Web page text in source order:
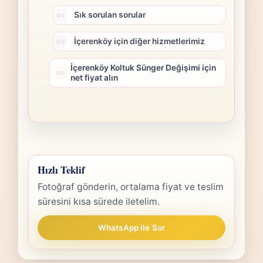
Sık sorulan sorular
İçerenköy için diğer hizmetlerimiz
İçerenköy Koltuk Sünger Değişimi için
net fiyat alın
Hızlı Teklif
Fotoğraf gönderin, ortalama fiyat ve teslim
süresini kısa sürede iletelim.
WhatsApp ile Sor